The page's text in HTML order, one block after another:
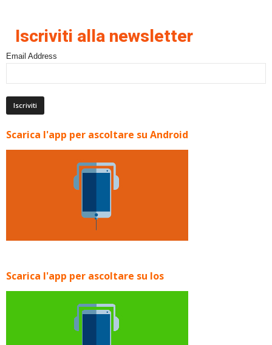
Iscriviti alla newsletter
Email Address
Scarica l'app per ascoltare su Android
Scarica l'app per ascoltare su Ios